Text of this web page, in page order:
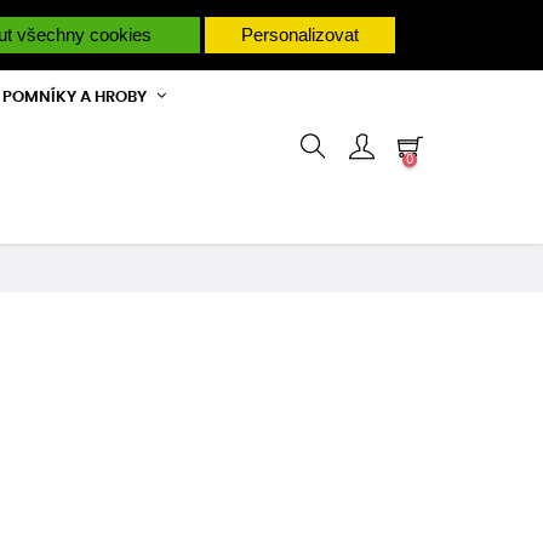
všechny cookies Personalizovat
POMNÍKY A HROBY
0